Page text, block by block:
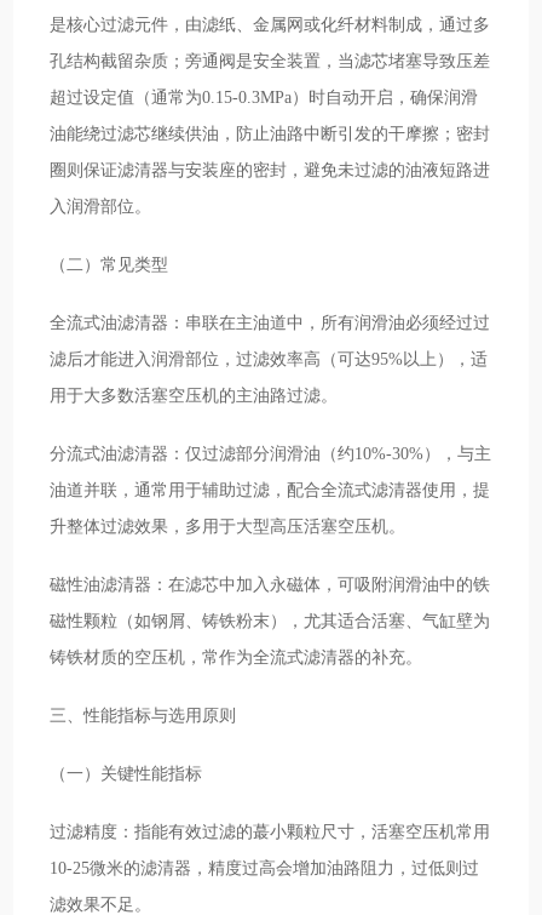
是核心过滤元件，由滤纸、金属网或化纤材料制成，通过多
孔结构截留杂质；旁通阀是安全装置，当滤芯堵塞导致压差
超过设定值（通常为0.15-0.3MPa）时自动开启，确保润滑
油能绕过滤芯继续供油，防止油路中断引发的干摩擦；密封
圈则保证滤清器与安装座的密封，避免未过滤的油液短路进
入润滑部位。
（二）常见类型
全流式油滤清器：串联在主油道中，所有润滑油必须经过过
滤后才能进入润滑部位，过滤效率高（可达95%以上），适
用于大多数活塞空压机的主油路过滤。
分流式油滤清器：仅过滤部分润滑油（约10%-30%），与主
油道并联，通常用于辅助过滤，配合全流式滤清器使用，提
升整体过滤效果，多用于大型高压活塞空压机。
磁性油滤清器：在滤芯中加入永磁体，可吸附润滑油中的铁
磁性颗粒（如钢屑、铸铁粉末），尤其适合活塞、气缸壁为
铸铁材质的空压机，常作为全流式滤清器的补充。
三、性能指标与选用原则
（一）关键性能指标
过滤精度：指能有效过滤的蕞小颗粒尺寸，活塞空压机常用
10-25微米的滤清器，精度过高会增加油路阻力，过低则过
滤效果不足。